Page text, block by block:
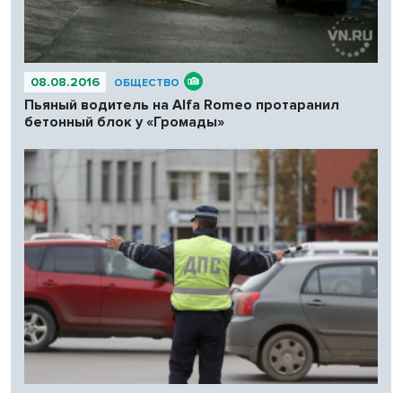
08.08.2016 ОБЩЕСТВО
Пьяный водитель на Alfa Romeo протаранил
бетонный блок у «Громады»